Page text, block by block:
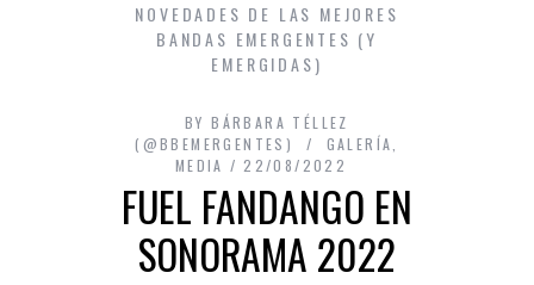
NOVEDADES DE LAS MEJORES
BANDAS EMERGENTES (Y
EMERGIDAS)
BY BÁRBARA TÉLLEZ
(@BBEMERGENTES)
GALERÍA
MEDIA
22/08/2022
FUEL FANDANGO EN
SONORAMA 2022